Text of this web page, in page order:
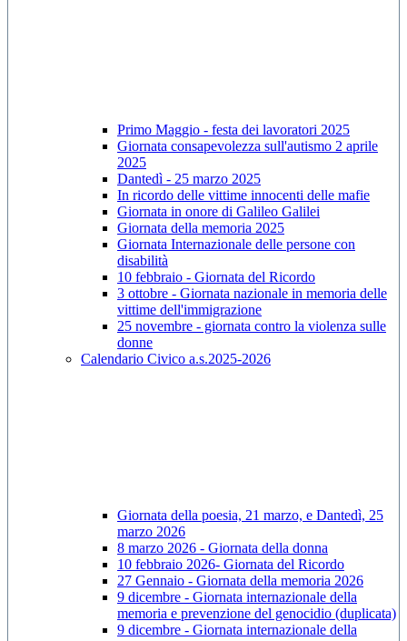
Primo Maggio - festa dei lavoratori 2025
Giornata consapevolezza sull'autismo 2 aprile
2025
Dantedì - 25 marzo 2025
In ricordo delle vittime innocenti delle mafie
Giornata in onore di Galileo Galilei
Giornata della memoria 2025
Giornata Internazionale delle persone con
disabilità
10 febbraio - Giornata del Ricordo
3 ottobre - Giornata nazionale in memoria delle
vittime dell'immigrazione
25 novembre - giornata contro la violenza sulle
donne
Calendario Civico a.s.2025-2026
Giornata della poesia, 21 marzo, e Dantedì, 25
marzo 2026
8 marzo 2026 - Giornata della donna
10 febbraio 2026- Giornata del Ricordo
27 Gennaio - Giornata della memoria 2026
9 dicembre - Giornata internazionale della
memoria e prevenzione del genocidio (duplicata)
9 dicembre - Giornata internazionale della